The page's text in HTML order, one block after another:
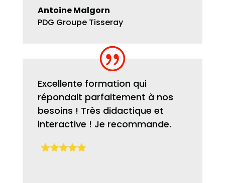
Antoine Malgorn
PDG Groupe Tisseray
Excellente formation qui
répondait parfaitement à nos
besoins ! Très didactique et
interactive ! Je recommande.